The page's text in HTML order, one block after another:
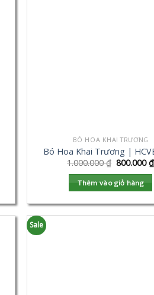
BÓ HOA KHAI TRƯƠNG
Bó Hoa Khai Trương |
1.000.000₫ 800.000₫
Thêm vào giỏ hàng
Sale